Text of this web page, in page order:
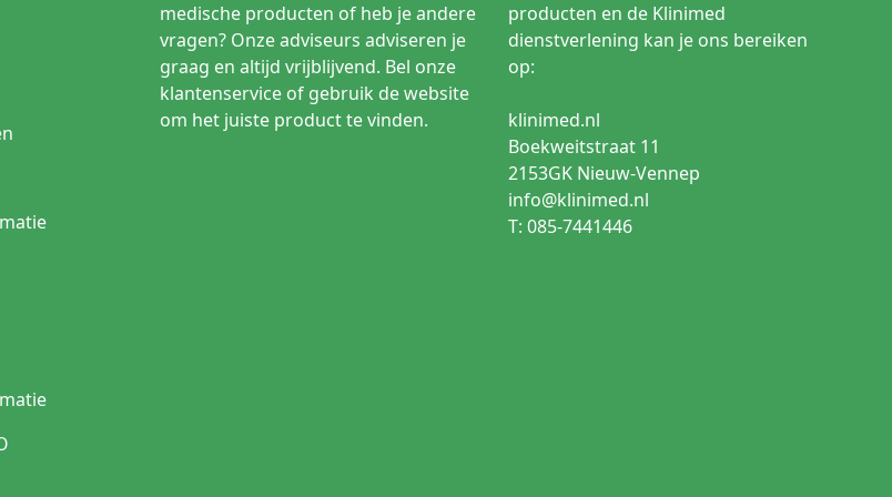
21G of 23G vlindernaald
Goede balans tussen flow, controle en
patiëntcomfort
Meer controle en minder belastend voor
kwetsbare venen
Ondersteunt preventie van prikaccidenten en
veiliger afvoer
Bloedafnameset met slang of Safety-Lok uitvoering
Praktisch in combinatie met
grip en stabiliteit, wat helpt om de naald gecontroleerd in te brengen en de punctie rustig uit te voeren.
medische producten of heb je andere
vragen? Onze adviseurs adviseren je
graag en altijd vrijblijvend. Bel onze
klantenservice of gebruik de website
om het juiste product te vinden.
producten en de Klinimed
dienstverlening kan je ons bereiken
op:
klinimed.nl
Boekweitstraat 11
2153GK Nieuw-Vennep
info@klinimed.nl
T: 085-7441446